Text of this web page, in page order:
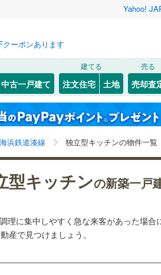
Yahoo!
クーポンあります
中古一戸建て
建てる
注文住宅 土地
売る
売却査
浜鉄道湊線 独立型キッチンの物件一覧
型キッチンの新築一戸
理に集中しやすく急な来客があった場合
産で見つけましょう。
宮城 秋田 山形
埼玉 千葉 茨城
富山 石川
京都 滋賀
岡山 広島 山口
日立市(0)
石岡市(0)
下妻市(0)
取手市 0
ひたちなか市(0)
守谷市(0)
筑西市(0)
常磐線(0)
湘南新宿ライン（宇都宮～逗子
(0)
ひたちなか海浜鉄道湊線(0)
の鉄橋 (0) (0) (0)
オール電化（0）
ビルトインガレージ（0）
防犯カメラ（0 ）
角地（ 0）
検索条件を保存しました
物件通知は、 マイページから設定できま
なか海浜鉄道湊線、価格未定を含む
を含む、間取り未定を含む、独立型
検索条件を保存する